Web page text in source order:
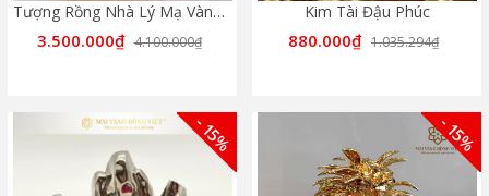
Tượng Rồng Nhà Lý Mạ Vàng 24K
3.500.000₫ 4.100.000₫
Kim Tài Đậu Phúc
880.000₫ 1.035.294₫
- 15% - 15%